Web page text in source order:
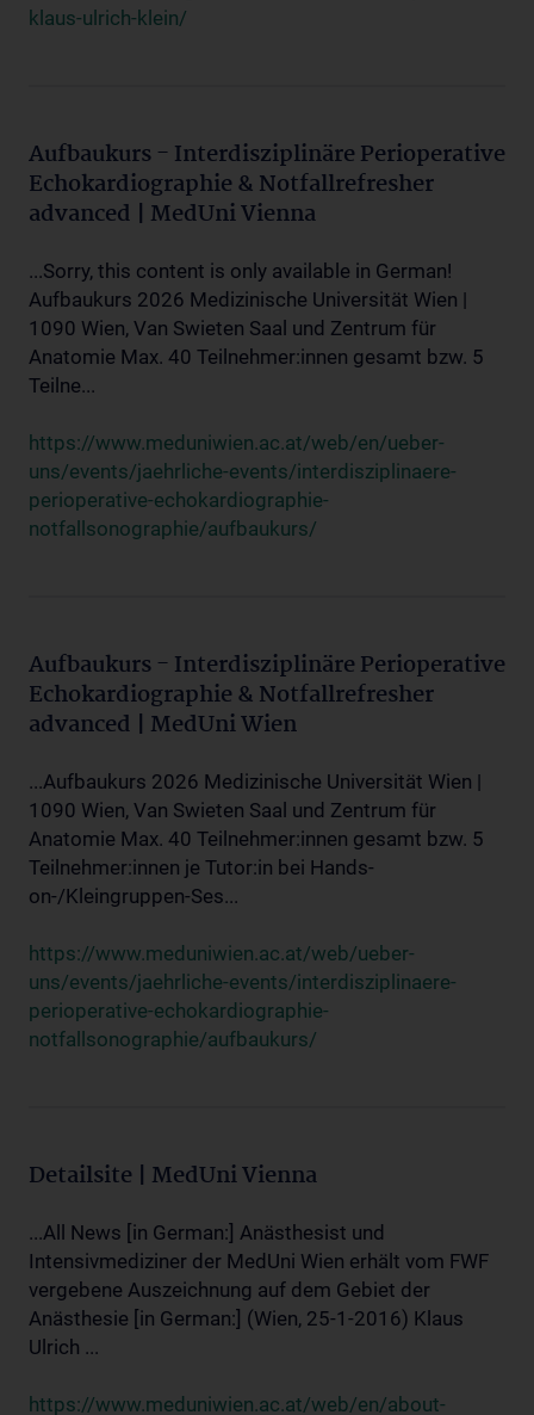
klaus-ulrich-klein/
Aufbaukurs - Interdisziplinäre Perioperative
Echokardiographie & Notfallrefresher
advanced | MedUni Vienna
...Sorry, this content is only available in German!
Aufbaukurs 2026 Medizinische Universität Wien |
1090 Wien, Van Swieten Saal und Zentrum für
Anatomie Max. 40 Teilnehmer:innen gesamt bzw. 5
Teilne...
https://www.meduniwien.ac.at/web/en/ueber-
uns/events/jaehrliche-events/interdisziplinaere-
perioperative-echokardiographie-
notfallsonographie/aufbaukurs/
Aufbaukurs - Interdisziplinäre Perioperative
Echokardiographie & Notfallrefresher
advanced | MedUni Wien
...Aufbaukurs 2026 Medizinische Universität Wien |
1090 Wien, Van Swieten Saal und Zentrum für
Anatomie Max. 40 Teilnehmer:innen gesamt bzw. 5
Teilnehmer:innen je Tutor:in bei Hands-
on-/Kleingruppen-Ses...
https://www.meduniwien.ac.at/web/ueber-
uns/events/jaehrliche-events/interdisziplinaere-
perioperative-echokardiographie-
notfallsonographie/aufbaukurs/
Detailsite | MedUni Vienna
...All News [in German:] Anästhesist und
Intensivmediziner der MedUni Wien erhält vom FWF
vergebene Auszeichnung auf dem Gebiet der
Anästhesie [in German:] (Wien, 25-1-2016) Klaus
Ulrich ...
https://www.meduniwien.ac.at/web/en/about-